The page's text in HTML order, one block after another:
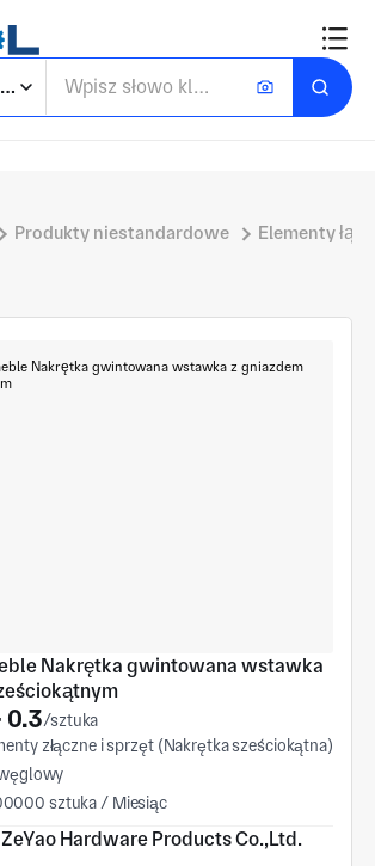
niestandardowe
Produkty niestandardowe Elementy
Nakrętka gwintowana wstawka
0.3/sztuka
złączne i sprzęt (Nakrętka sześciokątna)
sztuka / Miesiąc
ZeYao Hardware Products Co.,Ltd.